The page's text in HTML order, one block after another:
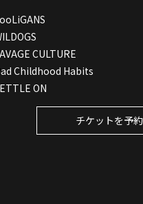
CULTURE
Childhood Habits
ON
チケットを予